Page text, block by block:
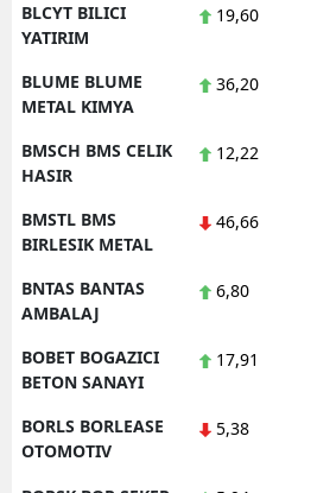
BLCYT BILICI
YATIRIM
19,60
BLUME BLUME
METAL KIMYA
36,20
BMSCH BMS CELIK
HASIR
12,22
BMSTL BMS
BIRLESIK METAL
46,66
BNTAS BANTAS
AMBALAJ
6,80
BOBET BOGAZICI
BETON SANAYI
17,91
BORLS BORLEASE
OTOMOTIV
5,38